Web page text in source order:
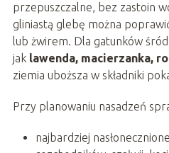
przepuszczalne, bez zastoin
gliniastą glebę można
lub żwirem. Dla gatunków
jak lawenda, macierzanka,
ziemia uboższa w składniki
Przy planowaniu nasadzeń
najbardziej